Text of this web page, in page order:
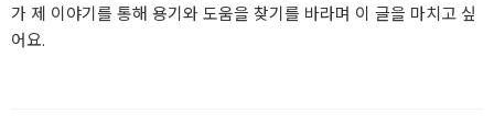
가 제 이야기를 통해 용기와 도움을 찾기를 바라며 이 글을 마치고 싶
어요.